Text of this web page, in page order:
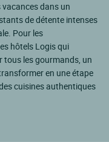
dans un
de détente intenses
Pour les
hôtels Logis qui
tous les gourmands, un
en une étape
cuisines authentiques